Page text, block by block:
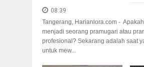
08:39
Tangerang, Harianlora.com -
menjadi seorang pramugari atau
profesional? Sekarang adalah saat
untuk mew...